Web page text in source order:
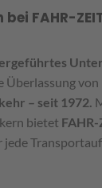
FAHR-
Überlassung von
– seit 1972.
bietet FAHR-
jede